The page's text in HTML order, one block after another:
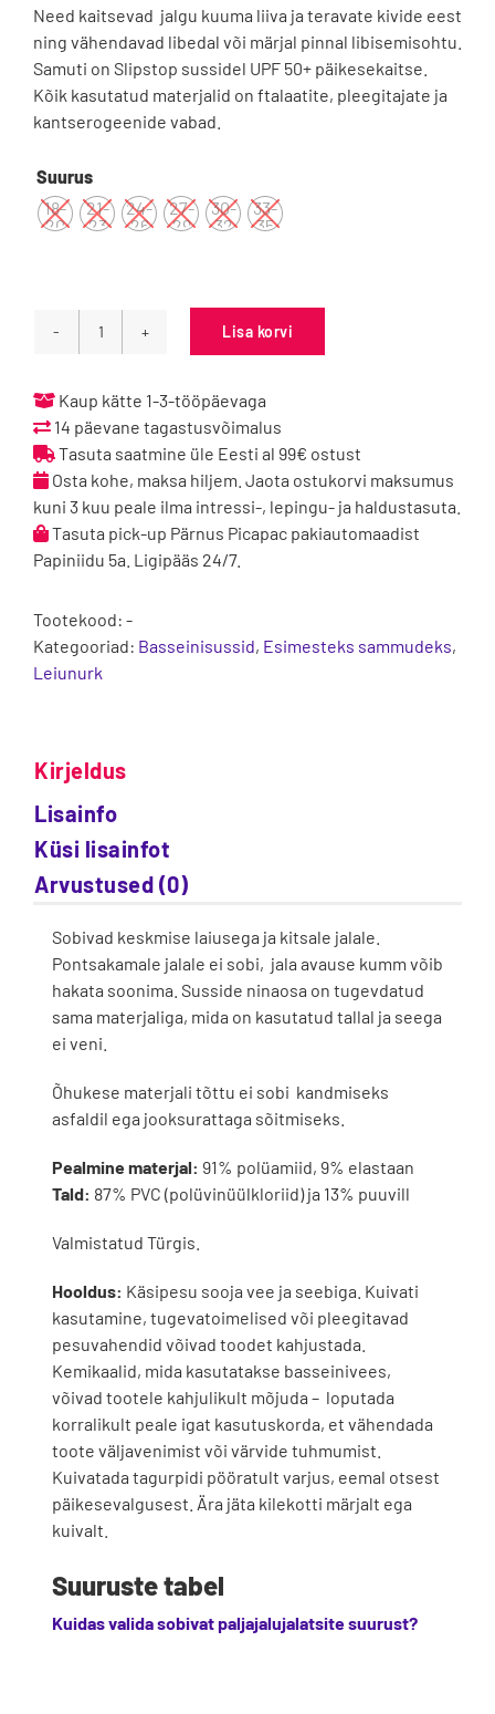
Need kaitsevad jalgu kuuma liiva ja teravate kivide eest
ning vähendavad libedal või märjal pinnal libisemisohtu.
Samuti on Slipstop sussidel UPF 50+ päikesekaitse.
Kõik kasutatud materjalid on ftalaatite, pleegitajate ja
kantserogeenide vabad.
Suurus
18-
20
21-
23
24-
26
27-
29
30-
32
33-
35
Slipstop
kogus
Lisa korvi
Kaup kätte 1-3-tööpäevaga
14 päevane tagastusvõimalus
Tasuta saatmine üle Eesti al 99€ ostust
Osta kohe, maksa hiljem. Jaota ostukorvi maksumus
kuni 3 kuu peale ilma intressi-, lepingu- ja haldustasuta.
Tasuta pick-up Pärnus Picapac pakiautomaadist
Papiniidu 5a. Ligipääs 24/7.
Tootekood: -
Kategooriad: Basseinisussid, Esimesteks sammudeks,
Leiunurk
Kirjeldus
Lisainfo
Küsi lisainfot
Arvustused (0)
Sobivad keskmise laiusega ja kitsale jalale.
Pontsakamale jalale ei sobi, jala avause kumm võib
hakata soonima. Susside ninaosa on tugevdatud
sama materjaliga, mida on kasutatud tallal ja seega
ei veni.
Õhukese materjali tõttu ei sobi kandmiseks
asfaldil ega jooksurattaga sõitmiseks.
Pealmine materjal: 91% polüamiid, 9% elastaan
Tald: 87% PVC (polüvinüülkloriid) ja 13% puuvill
Valmistatud Türgis.
Hooldus: Käsipesu sooja vee ja seebiga. Kuivati
kasutamine, tugevatoimelised või pleegitavad
pesuvahendid võivad toodet kahjustada.
Kemikaalid, mida kasutatakse basseinivees,
võivad tootele kahjulikult mõjuda – loputada
korralikult peale igat kasutuskorda, et vähendada
toote väljavenimist või värvide tuhmumist.
Kuivatada tagurpidi pööratult varjus, eemal otsest
päikesevalgusest. Ära jäta kilekotti märjalt ega
kuivalt.
Suuruste tabel
Kuidas valida sobivat paljajalujalatsite suurust?